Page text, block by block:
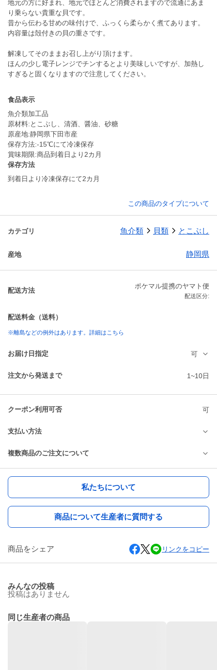
地元の方に好まれ、地元でほとんど消費されますので流通にあま
り乗らない貴重な貝です。
昔から伝わる甘めの味付けで、ふっくら柔らかく煮てあります。
内容量は殻付きの貝の重さです。
解凍してそのままお召し上がり頂けます。
ほんの少し電子レンジでチンするとより美味しいですが、加熱し
すぎると固くなりますので注意してください。
食品表示
魚介類加工品
原材料:とこぶし、清酒、醤油、砂糖
原産地:静岡県下田市産
保存方法:-15℃にて冷凍保存
賞味期限:商品到着日より2カ月
保存方法
到着日より冷凍保存にて2カ月
この商品のタイプについて
カテゴリ 魚介類 貝類 とこぶし
産地 静岡県
配送方法
ポケマル提携のヤマト便
配送区分:
配送料金（送料）
※離島などの例外はあります。詳細はこちら
お届け日指定 可
注文から発送まで 1~10日
クーポン利用可否 可
支払い方法
複数商品のご注文について
私たちについて
商品について生産者に質問する
商品をシェア リンクをコピー
みんなの投稿
投稿はありません
同じ生産者の商品